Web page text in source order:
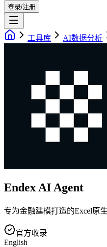
登录/注册
工具库 AI数据分析
Endex AI Agent
专为金融建模打造的Excel原
官方收录
English